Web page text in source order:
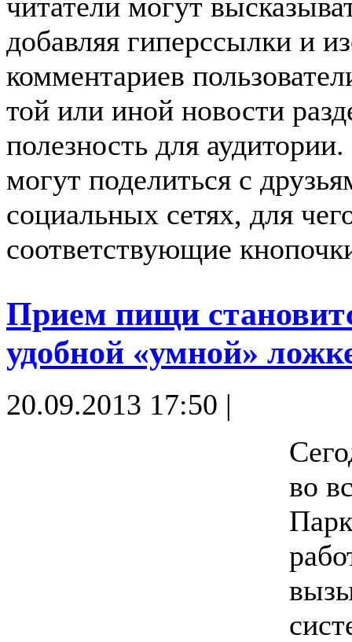
добавляя гиперссылки и
комментариев
той или иной новости
полезность для
могут поделиться с
социальных сетях, для
соответствующие
Прием пищи
удобной «умной»
20.09.2013 17:50 |
во